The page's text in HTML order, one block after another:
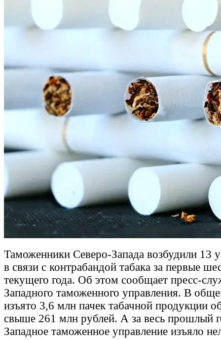
Таможенники Северо-Запада возбудили 13
в связи с контрабандой табака за первые
текущего года. Об этом сообщает пресс-
Западного таможенного управления. В
изъято 3,6 млн пачек табачной продукции
свыше 261 млн рублей. А за весь прошлый
Западное таможенное управление изъяло